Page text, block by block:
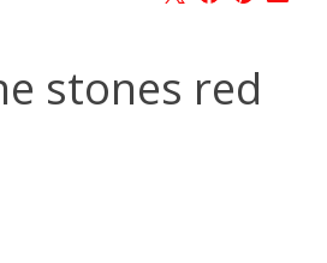
stones red
is